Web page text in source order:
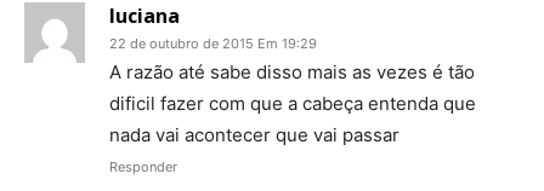
luciana
22 de outubro de 2015 Em 19:29
A razão até sabe disso mais as vezes é tão
dificil fazer com que a cabeça entenda que
nada vai acontecer que vai passar
Responder